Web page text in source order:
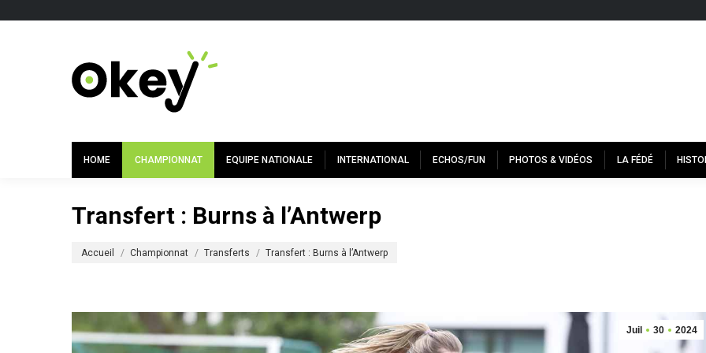
HOME CHAMPIONNAT EQUIPE NATIONALE INTERNATIONAL ECHOS/FUN PHOTOS & VIDÉOS LA FÉDÉ
Transfert : Burns à l’Antwerp
Accueil Championnat Transferts Transfert : Burns à l’Antwerp
Juil 30 2024